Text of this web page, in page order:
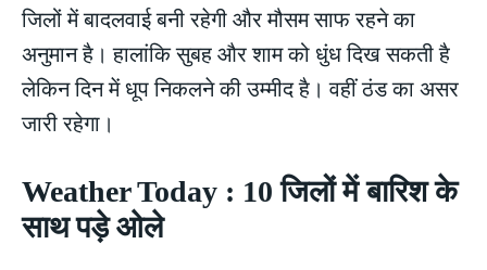
जिलों में बादलवाई बनी रहेगी और मौसम साफ रहने का
अनुमान है। हालांकि सुबह और शाम को धुंध दिख सकती है
लेकिन दिन में धूप निकलने की उम्मीद है। वहीं ठंड का असर
जारी रहेगा।
Weather Today : 10 जिलों में बारिश के
साथ पड़े ओले